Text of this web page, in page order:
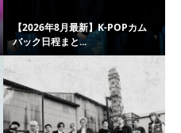
【2026年8月最新】K-POPカム
バック日程まと...